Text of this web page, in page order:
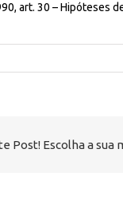
art. 30 – Hipóteses
Post! Escolha a sua